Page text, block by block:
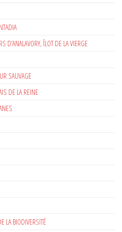
D’ANALAVORY, ÎLOT DE LA VIERGE
SAUVAGE
DE LA REINE
LA BIODIVERSITÉ